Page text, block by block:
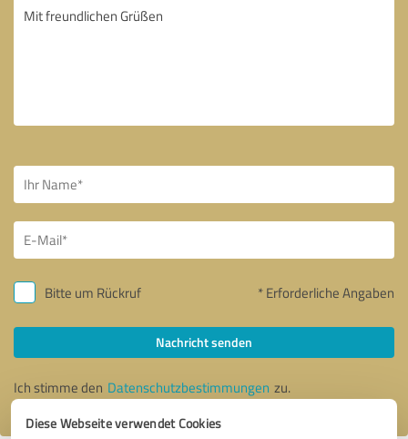
Diese Webseite verwendet Cookies
Bitte um Rückruf * Erforderliche Angaben
Nachricht senden
Ich stimme den Datenschutzbestimmungen zu.